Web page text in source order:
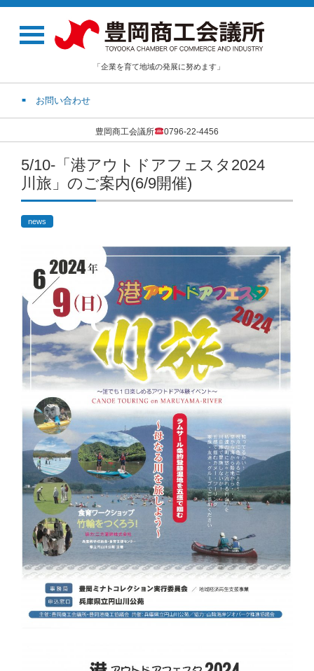
「企業を育て地域の発展に努めます」
お問い合わせ
豊岡商工会議所 0796-22-4456
5/10-「港アウトドアフェスタ2024
川旅」のご案内(6/9開催)
news